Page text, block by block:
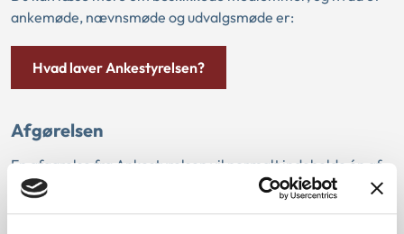
ankemøde, nævnsmøde og udvalgsmøde er:
Hvad laver Ankestyrelsen?
Afgørelsen
En afgørelse fra Ankestyrelsen vil normalt indeholde én af
tre muligheder: